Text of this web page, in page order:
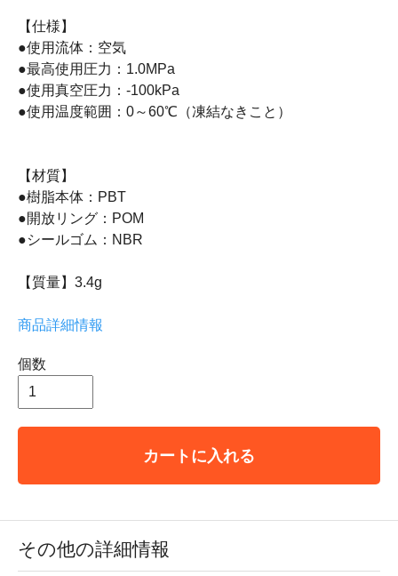
【仕様】
●使用流体：空気
●最高使用圧力：1.0MPa
●使用真空圧力：-100kPa
●使用温度範囲：0～60℃（凍結なきこと）
【材質】
●樹脂本体：PBT
●開放リング：POM
●シールゴム：NBR
【質量】3.4g
商品詳細情報
個数
カートに入れる
その他の詳細情報